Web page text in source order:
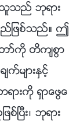
သည္ ဘုရား
ျဖစ္သည္။ ဤ
ာ္ကို တိက်စြာ
က္မ်ားႏွင့္
းကို ရွာေဖြေ
ပီး၊ ဘုရား